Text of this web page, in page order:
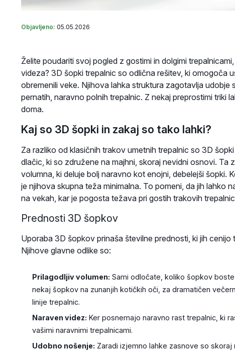
Objavljeno: 05.05.2026
Želite poudariti svoj pogled z gostimi in dolgimi
videza? 3D šopki trepalnic so odlična rešitev, ki omogoča
obremenili veke. Njihova lahka struktura zagotavlja udobje
pernatih, naravno polnih trepalnic. Z nekaj preprostimi triki
doma.
Kaj so 3D šopki in zakaj so tako lahki?
Za razliko od klasičnih trakov umetnih trepalnic so 3D
dlačic, ki so združene na majhni, skoraj nevidni osnovi. Ta
volumna, ki deluje bolj naravno kot enojni, debelejši šopki.
je njihova skupna teža minimalna. To pomeni, da jih lahko
na vekah, kar je pogosta težava pri gostih trakovih
Prednosti 3D šopkov
Uporaba 3D šopkov prinaša številne prednosti, ki jih
Njihove glavne odlike so:
Prilagodljiv volumen: Sami odločate, koliko šopkov
nekaj šopkov na zunanjih kotičkih oči, za dramatičen
linije trepalnic.
Naraven videz: Ker posnemajo naravno rast trepalnic, ki
vašimi naravnimi trepalnicami.
Udobno nošenje: Zaradi izjemno lahke zasnove so